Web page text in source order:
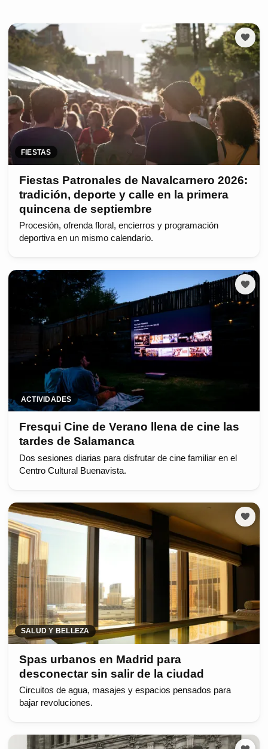
FIESTAS
Fiestas Patronales de Navalcarnero 2026:
tradición, deporte y calle en la primera
quincena de septiembre
Procesión, ofrenda floral, encierros y programación
deportiva en un mismo calendario.
ACTIVIDADES
Fresqui Cine de Verano llena de cine las
tardes de Salamanca
Dos sesiones diarias para disfrutar de cine familiar en el
Centro Cultural Buenavista.
SALUD Y BELLEZA
Spas urbanos en Madrid para
desconectar sin salir de la ciudad
Circuitos de agua, masajes y espacios pensados para
bajar revoluciones.